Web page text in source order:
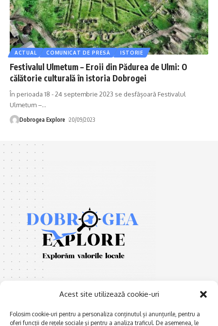
Acest site utilizează cookie-uri
Folosim cookie-uri pentru a personaliza conținutul și anunțurile, pentru a
oferi funcții de rețele sociale și pentru a analiza traficul. De asemenea, le
ACTUAL COMUNICAT DE PRESĂ ISTORIE
Festivalul Ulmetum – Eroii din Pădurea de Ulmi: O
călătorie culturală în istoria Dobrogei
În perioada 18 - 24 septembrie 2023 se desfășoară Festivalul
Ulmetum –…
Dobrogea Explore 20/09/2023